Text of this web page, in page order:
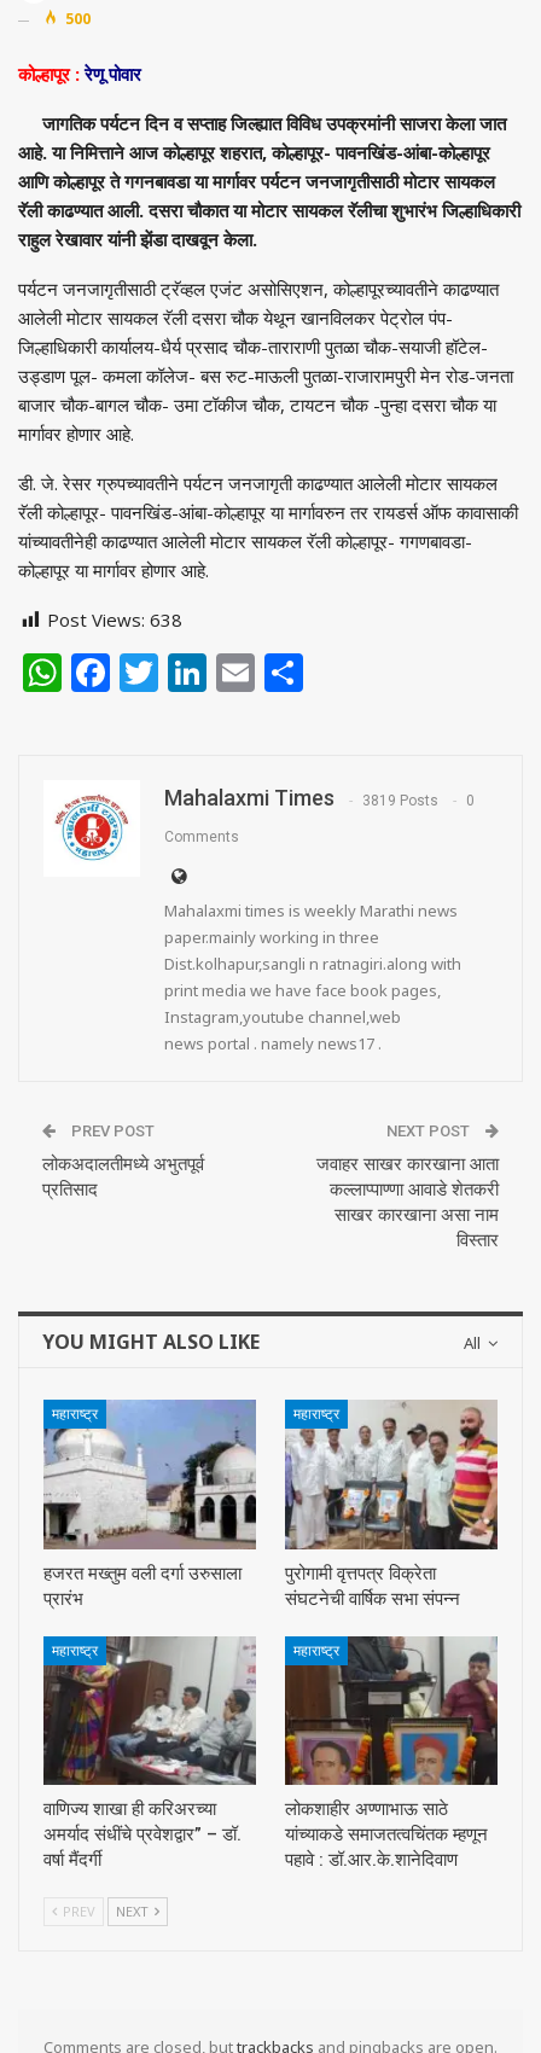
500
कोल्हापूर :रेणू पोवार
जागतिक पर्यटन दिन व सप्ताह जिल्ह्यात विविध उपक्रमांनी साजरा केला जात
आहे. या निमित्ताने आज कोल्हापूर शहरात, कोल्हापूर- पावनखिंड-आंबा-कोल्हापूर
आणि कोल्हापूर ते गगनबावडा या मार्गावर पर्यटन जनजागृतीसाठी मोटार सायकल
रॅली काढण्यात आली. दसरा चौकात या मोटार सायकल रॅलीचा शुभारंभ जिल्हाधिकारी
राहुल रेखावार यांनी झेंडा दाखवून केला.
पर्यटन जनजागृतीसाठी ट्रॅव्हल एजंट असोसिएशन, कोल्हापूरच्यावतीने काढण्यात
आलेली मोटार सायकल रॅली दसरा चौक येथून खानविलकर पेट्रोल पंप-
जिल्हाधिकारी कार्यालय-धैर्य प्रसाद चौक-ताराराणी पुतळा चौक-सयाजी हॉटेल-
उड्डाण पूल- कमला कॉलेज- बस रुट-माऊली पुतळा-राजारामपुरी मेन रोड-जनता
बाजार चौक-बागल चौक- उमा टॉकीज चौक, टायटन चौक -पुन्हा दसरा चौक या
मार्गावर होणार आहे.
डी. जे. रेसर ग्रुपच्यावतीने पर्यटन जनजागृती काढण्यात आलेली मोटार सायकल
रॅली कोल्हापूर- पावनखिंड-आंबा-कोल्हापूर या मार्गावरुन तर रायडर्स ऑफ कावासाकी
यांच्यावतीनेही काढण्यात आलेली मोटार सायकल रॅली कोल्हापूर- गगणबावडा-
कोल्हापूर या मार्गावर होणार आहे.
Post Views: 638
WhatsApp
Facebook
Twitter
LinkedIn
Email
Mahalaxmi Times 3819 Posts 0
Comments
Mahalaxmi times is weekly Marathi news
paper.mainly working in three
Dist.kolhapur,sangli n ratnagiri.along with
print media we have face book pages,
Instagram,youtube channel,web
news portal . namely news17 .
PREV POST
लोकअदालतीमध्ये अभुतपूर्व
प्रतिसाद
NEXT POST
जवाहर साखर कारखाना आता
कल्लाप्पाण्णा आवाडे शेतकरी
साखर कारखाना असा नाम
विस्तार
All
YOU MIGHT ALSO LIKE
महाराष्ट्र
हजरत मख्तुम वली दर्गा उरुसाला
प्रारंभ
महाराष्ट्र
पुरोगामी वृत्तपत्र विक्रेता
संघटनेची वार्षिक सभा संपन्न
महाराष्ट्र
वाणिज्य शाखा ही करिअरच्या
अमर्याद संधींचे प्रवेशद्वार” – डॉ.
वर्षा मैंदर्गी
महाराष्ट्र
लोकशाहीर अण्णाभाऊ साठे
यांच्याकडे समाजतत्वचिंतक म्हणून
पहावे : डॉ.आर.के.शानेदिवाण
PREV NEXT
Comments are closed, buttrackbacks and pingbacks are open.